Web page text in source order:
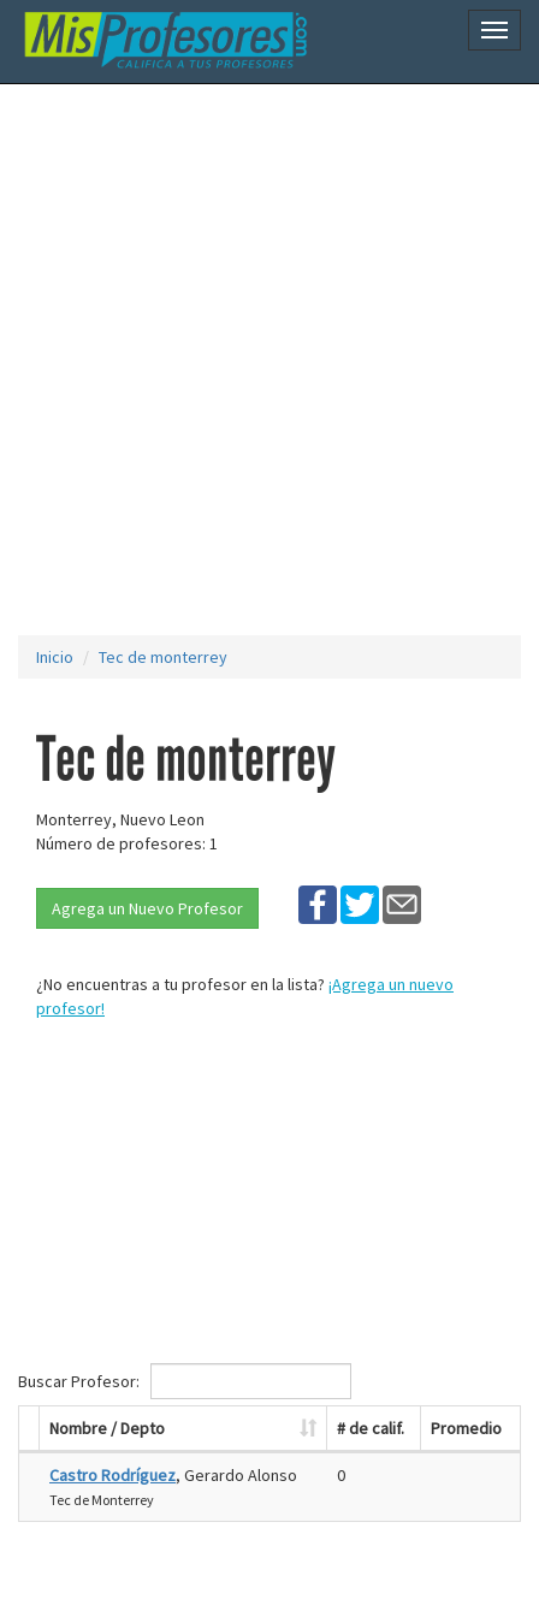
Inicio Tec de monterrey
Tec de monterrey
Monterrey, Nuevo Leon
Número de profesores: 1
Agrega un Nuevo Profesor
¿No encuentras a tu profesor en la lista? ¡Agrega un nuevo
profesor!
Buscar Profesor:
Nombre / Depto # de calif. Promedio
Castro Rodríguez, Gerardo Alonso
Tec de Monterrey
0